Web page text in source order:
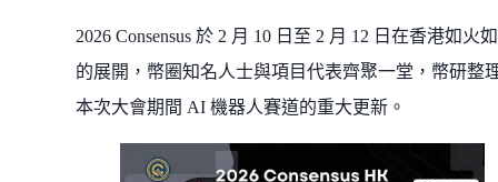
2026 Consensus 於 2 月 10 日至 2 月 12 日在香港如火
的展開，幣圈知名人士與項目代表齊聚一堂，幣研整
本次大會期間 AI 機器人賽道的重大更新。